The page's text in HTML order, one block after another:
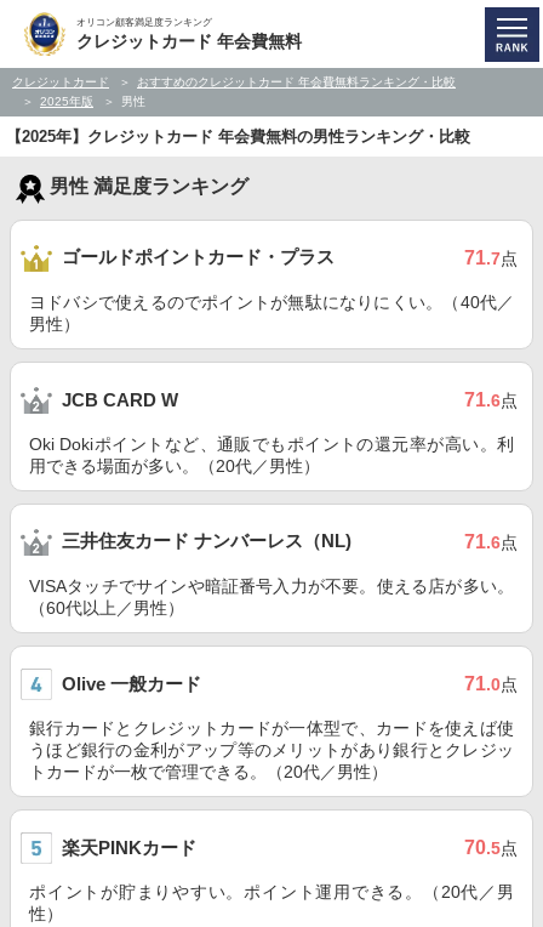
オリコン顧客満足度ランキング
クレジットカード 年会費無料
クレジットカード
おすすめのクレジットカード 年会費無料ランキング・比較
2025年版
男性
【2025年】クレジットカード 年会費無料の男性ランキング・比較
男性 満足度ランキング
ゴールドポイントカード・プラス 71.7点
ヨドバシで使えるのでポイントが無駄になりにくい。（40代／
男性）
JCB CARD W 71.6点
Oki Dokiポイントなど、通販でもポイントの還元率が高い。利
用できる場面が多い。（20代／男性）
三井住友カード ナンバーレス（NL) 71.6点
VISAタッチでサインや暗証番号入力が不要。使える店が多い。
（60代以上／男性）
Olive 一般カード 71.0点
銀行カードとクレジットカードが一体型で、カードを使えば使
うほど銀行の金利がアップ等のメリットがあり銀行とクレジッ
トカードが一枚で管理できる。（20代／男性）
楽天PINKカード 70.5点
ポイントが貯まりやすい。ポイント運用できる。（20代／男
性）